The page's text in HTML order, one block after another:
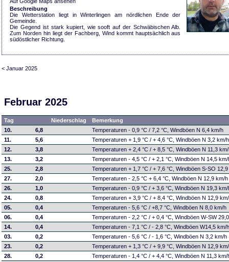
Beschreibung
Die Wetterstation liegt in Winterlingen am nördlichen Ende der
Gemeinde.
Die Gegend ist stark kupiert, wie sooft auf der Schwäbischen Alb.
Zum Norden hin liegt der Fachberg, Wind kommt hauptsächlich aus
südöstlicher Richtung.
< Januar 2025
Februar 2025
Tag Niederschlag
Bemerkung
10.
6,8
Temperaturen - 0,9 °C / 7,2 °C, Windböen N 6,4 km/h
11.
5,6
Temperaturen + 1,9 °C / + 4,6 °C, Windböen N 3,2 km/h
12.
3,8
Temperaturen + 2,4 °C / + 8,5 °C, Windböen N 11,3
13.
3,2
Temperaturen - 4,5 °C / + 2,1 °C, Windböen N 14,5
25.
2,8
Temperaturen + 1,7 °C / + 7,6 °C, Windböen S-SO
27.
2,0
Temperaturen - 2,5 °C + 6,4 °C, Windböen N 12,9 km/h
26.
1,0
Temperaturen - 0,9 °C / + 3,6 °C, Windböen N 19,3
24.
0,8
Temperaturen + 3,9 °C / + 8,4 °C, Windböen N 12,9
05.
0,4
Temperaturen - 5,6 °C / +8,7 °C, Windböen N 8,0 km/h
06.
0,4
Temperaturen - 2,2 °C / + 0,4 °C, Windböen W-SW
14.
0,4
Temperaturen - 7,1 °C / - 2,8 °C, Windböen W14,5 km/
03.
0,2
Temperaturen - 5,6 °C / - 1,6 °C, Windböen N 3,2 km/h
23.
0,2
Temperaturen + 1,3 °C / + 9,9 °C, Windböen N 12,9
28.
0,2
Temperaturen - 1,4 °C / + 4,4 °C, Windböen N 11,3 km/